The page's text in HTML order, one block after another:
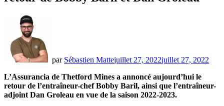
par Sébastien Mattejuillet 27, 2022juillet 27, 2022
L’Assurancia de Thetford Mines a annoncé aujourd’hui le
retour de l’entraîneur-chef Bobby Baril, ainsi que l’entraîneur-
adjoint Dan Groleau en vue de la saison 2022-2023.